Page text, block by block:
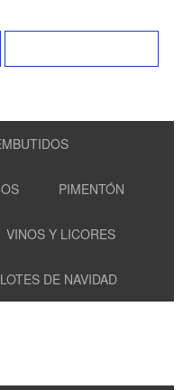
PIMENTÓN
VINOS Y LICORES
LOTES DE NAVIDAD